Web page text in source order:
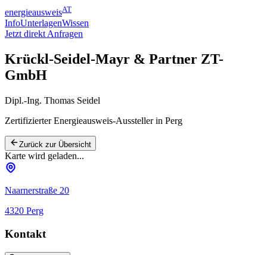
energieausweisAT
InfoUnterlagenWissen
Jetzt direkt Anfragen
Krückl-Seidel-Mayr & Partner ZT-
GmbH
Dipl.-Ing. Thomas Seidel
Zertifizierter Energieausweis-Ausstellerin Perg
Zurück zur Übersicht
Karte wird geladen...
Naarnerstraße 20
4320 Perg
Kontakt